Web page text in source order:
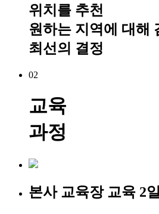
위치를 추천
원하는 지역에 대해
최선의 결정
02
교육
과정
본사 교육장 교육 2일